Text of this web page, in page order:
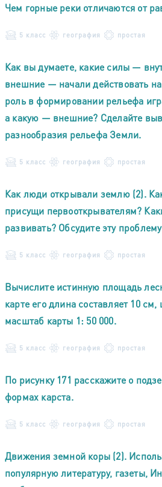
Чем горные реки отличаются от
5 класс география простая
Как вы думаете, какие силы —
внешние — начали действовать
роль в формировании рельефа
а какую — внешние? Сделайте
разнообразия рельефа Земли.
5 класс география простая
Как люди открывали землю (2).
присущи первооткрывателям?
развивать? Обсудите эту
5 класс география простая
Вычислите истинную площадь
карте его длина составляет 10
масштаб карты 1: 50 000.
5 класс география простая
По рисунку 171 расскажите о
формах карста.
5 класс география простая
Движения земной коры (2).
популярную литературу, газеты,